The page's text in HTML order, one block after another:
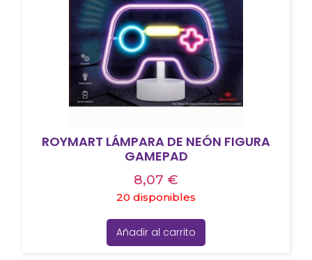
ROYMART LÁMPARA DE NEÓN FIGURA
GAMEPAD
8,07 €
20 disponibles
Añadir al carrito